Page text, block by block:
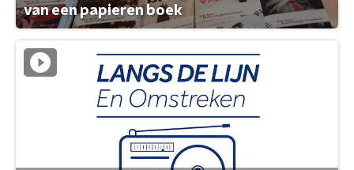
van een papieren boek